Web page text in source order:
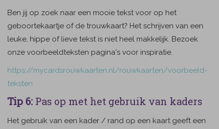
Ben jij op zoek naar een mooie tekst voor op het
geboortekaartje of de trouwkaart? Het schrijven van een
leuke, hippe of lieve tekst is niet heel makkelijk. Bezoek
onze voorbeeldteksten pagina's voor inspiratie.
https://mycardsrouwkaarten.nl/rouwkaarten/voorbeeld-
teksten
Tip 6: Pas op met het gebruik van kaders
Het gebruik van een kader / rand op een kaart geeft een